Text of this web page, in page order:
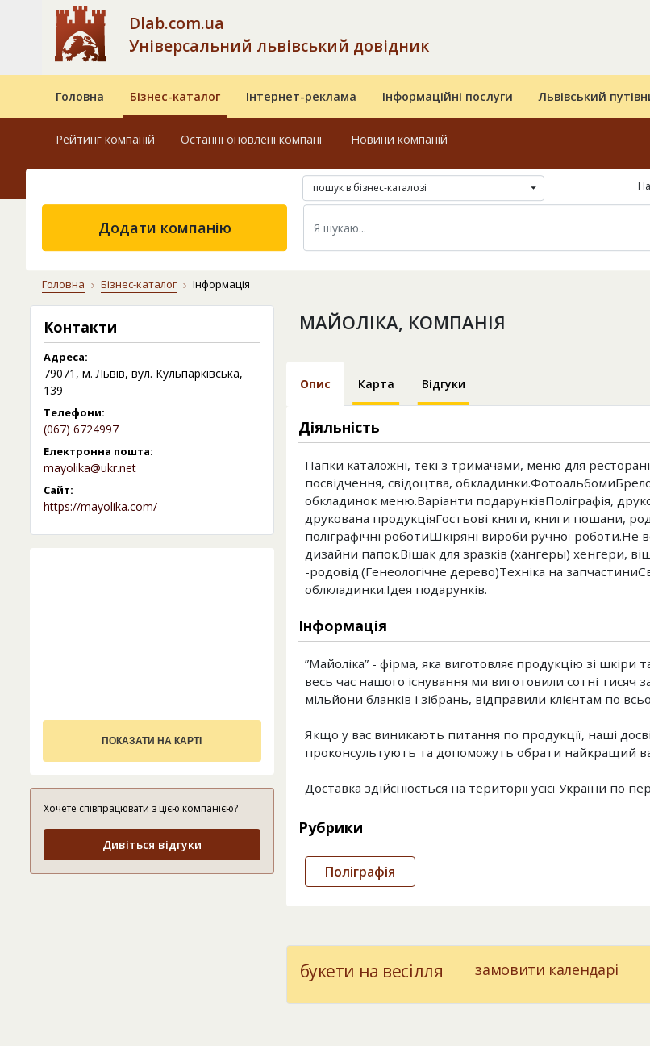
Dlab.com.ua
Універсальний львівський довідник
Головна Бізнес-каталог Інтернет-реклама Інформаційні послуги Львівський
Рейтинг компаній Останні оновлені компанії Новини компаній
пошук в бізнес-каталозі
Додати компанію
Головна Бізнес-каталог Інформація
Контакти
Адреса:
79071, м. Львів, вул. Кульпарківська,
139
Телефони:
(067) 6724997
Електронна пошта:
mayolika@ukr.net
Сайт:
https://mayolika.com/
ПОКАЗАТИ НА КАРТІ
Хочете співпрацювати з цією компанією?
Дивіться відгуки
МАЙОЛІКА, КОМПАНІЯ
Опис Карта Відгуки
Діяльність
Папки каталожні, текі з тримачами, меню для
посвідчення, свідоцтва,
обкладинок меню.Варіанти подарунківПоліграфія,
друкована продукціяГостьові книги, книги пошани,
поліграфічні роботиШкіряні вироби ручної роботи.Не
дизайни папок.Вішак для зразків (хангеры) хенгери,
-родовід.(Генеологічне дерево)Техніка на
облкладинки.Ідея подарунків.
Інформація
”Майоліка” - фірма, яка виготовляє продукцію зі шкіри
весь час нашого існування ми виготовили сотні тисяч
мільйони бланків і зібрань, відправили клієнтам по
Якщо у вас виникають питання по продукції, наші
проконсультують та допоможуть обрати найкращий
Доставка здійснюється на території усієї України по
Рубрики
Поліграфія
букети на весілля замовити календарі